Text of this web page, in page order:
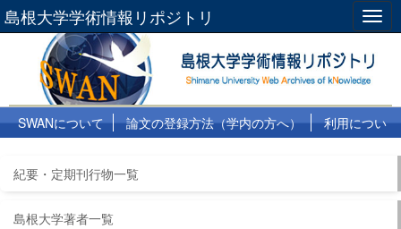
島根大学学術情報リポジトリ
SWANについて 論文の登録方法（学内の方へ）
利用につい
紀要・定期刊行物一覧
島根大学著者一覧